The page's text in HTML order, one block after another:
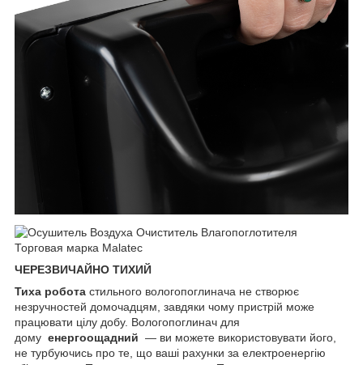
ЧЕРЕЗВИЧАЙНО ТИХИЙ
Тиха робота стильного вологопоглинача не створює
незручностей домочадцям, завдяки чому пристрій може
працювати цілу добу. Вологопоглинач для
дому енергоощадний — ви можете використовувати його,
не турбуючись про те, що ваші рахунки за електроенергію